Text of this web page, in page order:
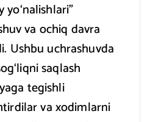
yo‘nalishlari”
va ochiq davra
Ushbu uchrashuvda
saqlash
tegishli
va xodimlarni